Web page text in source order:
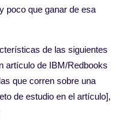
poco que ganar de esa
de las siguientes
artículo de IBM/Redbooks
que corren sobre una
de estudio en el artículo],